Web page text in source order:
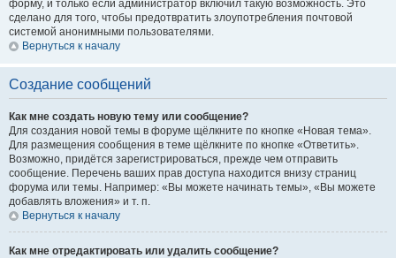
форму, и только если администратор включил такую возможность. Это
сделано для того, чтобы предотвратить злоупотребления почтовой
системой анонимными пользователями.
Вернуться к началу
Создание сообщений
Как мне создать новую тему или сообщение?
Для создания новой темы в форуме щёлкните по кнопке «Новая тема».
Для размещения сообщения в теме щёлкните по кнопке «Ответить».
Возможно, придётся зарегистрироваться, прежде чем отправить
сообщение. Перечень ваших прав доступа находится внизу страниц
форума или темы. Например: «Вы можете начинать темы», «Вы можете
добавлять вложения» и т. п.
Вернуться к началу
Как мне отредактировать или удалить сообщение?